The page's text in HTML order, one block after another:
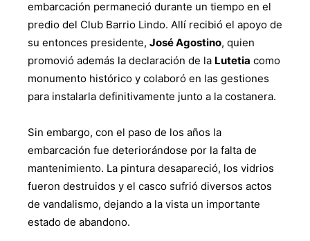
embarcación permaneció durante un tiempo en el
predio del Club Barrio Lindo. Allí recibió el apoyo de
su entonces presidente, José Agostino, quien
promovió además la declaración de la Lutetia como
monumento histórico y colaboró en las gestiones
para instalarla definitivamente junto a la costanera.
Sin embargo, con el paso de los años la
embarcación fue deteriorándose por la falta de
mantenimiento. La pintura desapareció, los vidrios
fueron destruidos y el casco sufrió diversos actos
de vandalismo, dejando a la vista un importante
estado de abandono.